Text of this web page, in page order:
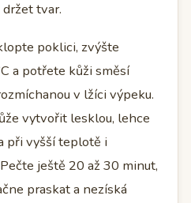
tvar.
poklici, zvýšte
a potřete kůži směsí
v lžíci výpeku.
vytvořit lesklou, lehce
při vyšší teplotě i
ještě 20 až 30 minut,
praskat a nezíská